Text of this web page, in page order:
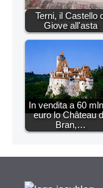
Terni, il Castello
Giove all'asta
In vendita a 60
euro lo Château
Bran,…